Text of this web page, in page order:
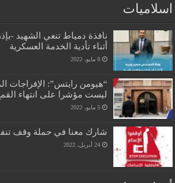
اسلاميات
نافذة دمياط تنعي الشهيد -
أثناء تأدية الخدمة العسكرية
8 مايو، 2022
“هيومن رايتس”: الإفراجات
ليست مؤشرا على انتهاء
5 مايو، 2022
شارك معنا في حملة وقف تنفيذ
24 أبريل، 2022